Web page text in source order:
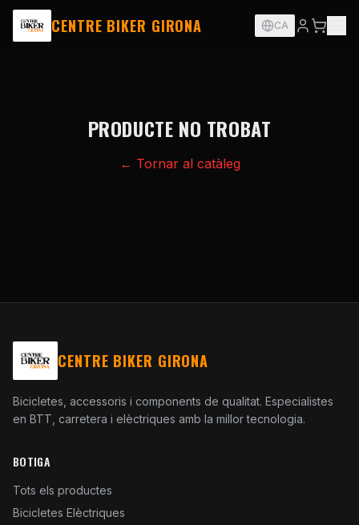
CENTRE BIKER GIRONA CA
PRODUCTE NO TROBAT
← Tornar al catàleg
CENTRE BIKER GIRONA
Bicicletes, accessoris i components de qualitat. Especialistes
en BTT, carretera i elèctriques amb la millor tecnologia.
BOTIGA
Tots els productes
Bicicletes Elèctriques